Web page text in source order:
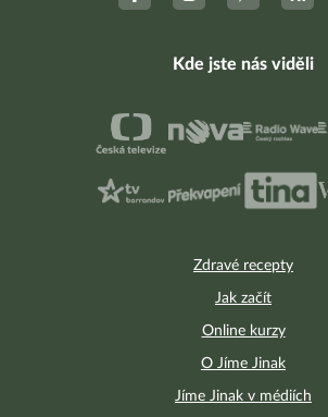
Zdravé recepty
Jak začít
Online kurzy
O Jíme Jinak
Jíme Jinak v médiích
Kde jste nás viděli